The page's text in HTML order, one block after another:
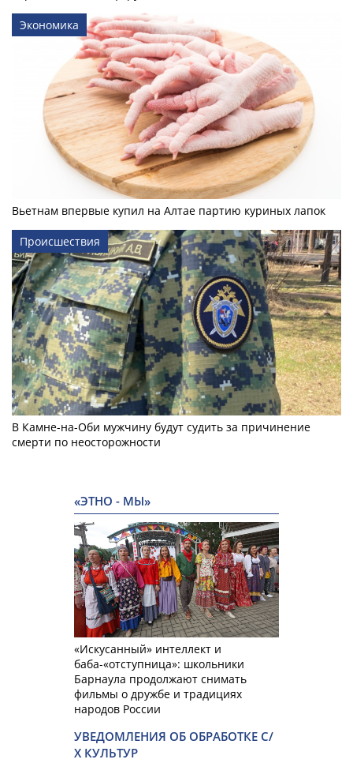
Экономика
Вьетнам впервые купил на Алтае партию куриных лапок
Происшествия
В Камне-на-Оби мужчину будут судить за причинение
смерти по неосторожности
«ЭТНО - МЫ»
«Искусанный» интеллект и
баба-«отступница»: школьники
Барнаула продолжают снимать
фильмы о дружбе и традициях
народов России
УВЕДОМЛЕНИЯ ОБ ОБРАБОТКЕ С/
Х КУЛЬТУР